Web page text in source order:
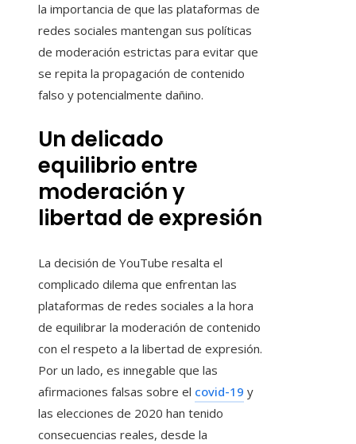
la importancia de que las plataformas de
redes sociales mantengan sus políticas
de moderación estrictas para evitar que
se repita la propagación de contenido
falso y potencialmente dañino.
Un delicado
equilibrio entre
moderación y
libertad de expresión
La decisión de YouTube resalta el
complicado dilema que enfrentan las
plataformas de redes sociales a la hora
de equilibrar la moderación de contenido
con el respeto a la libertad de expresión.
Por un lado, es innegable que las
afirmaciones falsas sobre el covid-19 y
las elecciones de 2020 han tenido
consecuencias reales, desde la